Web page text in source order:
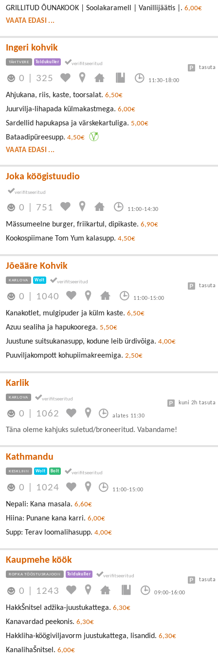
GRILLITUD ÕUNAKOOK | Soolakaramell | Vanillijäätis |. 6,00€
VAATA EDASI ...
Ingeri kohvik
TÄHTVERE Toidukuller
0 325 11:30-18:00
tasuta
Ahjukana, riis, kaste, toorsalat. 6,50€
Juurvilja-lihapada külmakastmega. 6,00€
Sardellid hapukapsa ja värskekartuliga. 5,00€
Bataadipüreesupp. 4,50€
VAATA EDASI ...
Joka köögistuudio
0 751 11:00-14:30
Mässumeelne burger, friikartul, dipikaste. 6,90€
Kookospiimane Tom Yum kalasupp. 4,50€
Jõeääre Kohvik
KARLOVA Wolt
0 1040 11:00-15:00
tasuta
Kanakotlet, mulgipuder ja külm kaste. 6,50€
Azuu sealiha ja hapukoorega. 5,50€
Juustune suitsukanasupp, kodune leib ürdivõiga. 4,00€
Puuviljakompott kohupiimakreemiga. 2,50€
Karlik
KARLOVA
0 1062 alates 11:30
kuni 2h tasuta
Täna oleme kahjuks suletud/broneeritud. Vabandame!
Kathmandu
KESKLINN Wolt Bolt
0 1024 11:00-15:00
Nepali: Kana masala. 6,60€
Hiina: Punane kana karri. 6,00€
Supp: Terav loomalihasupp. 4,00€
Kaupmehe köök
ROPKA TÖÖSTUSRAJOON Toidukuller
0 1243 09:00-16:00
tasuta
HakkŠnitsel adžika-juustukattega. 6,30€
Kanavardad peekonis. 6,30€
Hakkliha-köögiviljavorm juustukattega, lisandid. 6,30€
KanalihaŠnitsel. 6,00€